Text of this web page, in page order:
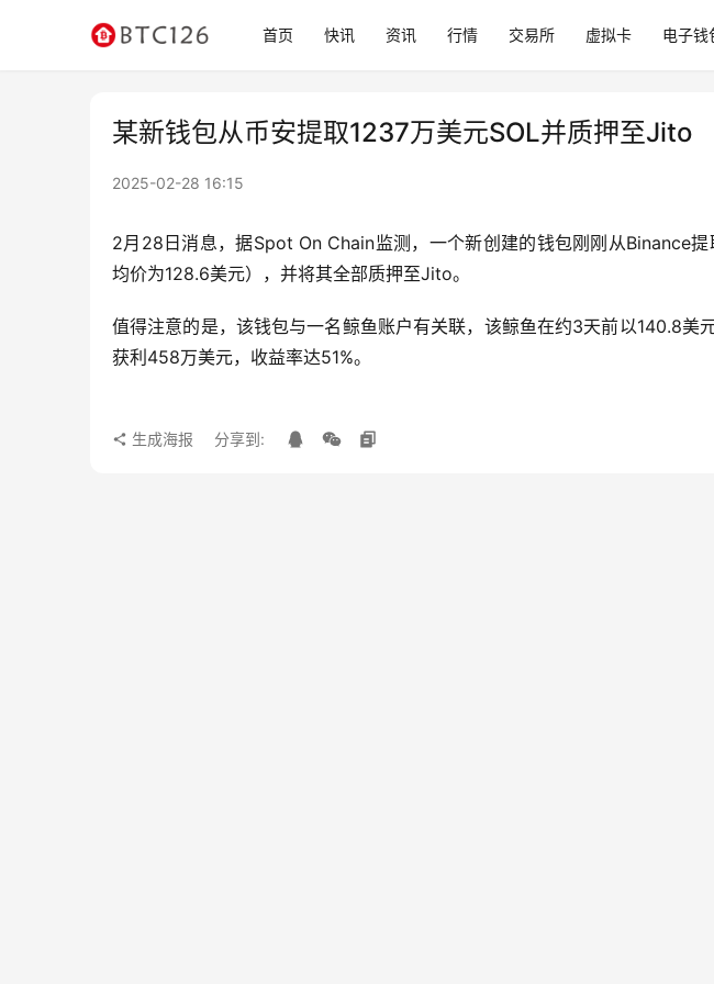
首页 快讯 资讯 行情 交易所 虚拟卡 电子钱
某新钱包从币安提取1237万美元SOL并质押至Jito
2025-02-28 16:15
2月28日消息，据Spot On Chain监测，一个新创建的钱包刚刚从Binance提
均价为128.6美元），并将其全部质押至Jito。
值得注意的是，该钱包与一名鲸鱼账户有关联，该鲸鱼在约3天前以140.8美
获利458万美元，收益率达51%。
生成海报 分享到: